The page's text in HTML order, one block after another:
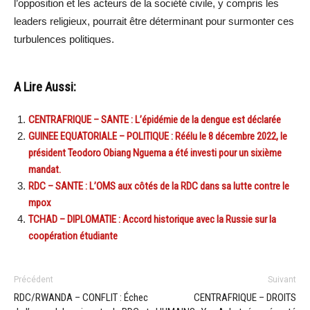
l’opposition et les acteurs de la société civile, y compris les
leaders religieux, pourrait être déterminant pour surmonter ces
turbulences politiques.
A Lire Aussi:
CENTRAFRIQUE – SANTE : L’épidémie de la dengue est déclarée
GUINEE EQUATORIALE – POLITIQUE : Réélu le 8 décembre 2022, le
président Teodoro Obiang Nguema a été investi pour un sixième
mandat.
RDC – SANTE : L’OMS aux côtés de la RDC dans sa lutte contre le
mpox
TCHAD – DIPLOMATIE : Accord historique avec la Russie sur la
coopération étudiante
Précédent
RDC/RWANDA – CONFLIT : Échec
Suivant
CENTRAFRIQUE – DROITS